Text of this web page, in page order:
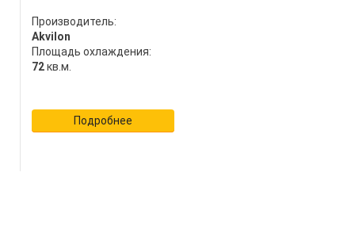
Производитель:
Akvilon
Площадь охлаждения:
72кв.м.
Подробнее